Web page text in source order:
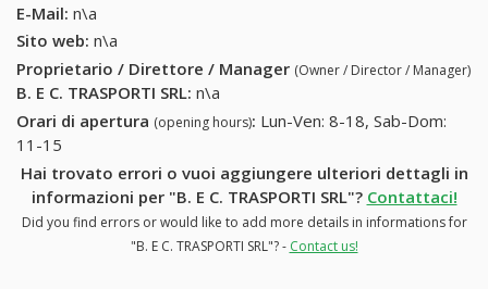
E-Mail: n\a
Sito web: n\a
Proprietario / Direttore / Manager (Owner / Director / Manager)
B. E C. TRASPORTI SRL: n\a
Orari di apertura (opening hours): Lun-Ven: 8-18, Sab-Dom:
11-15
Hai trovato errori o vuoi aggiungere ulteriori dettagli in
informazioni per "B. E C. TRASPORTI SRL"? Contattaci!
Did you find errors or would like to add more details in informations for
"B. E C. TRASPORTI SRL"? - Contact us!